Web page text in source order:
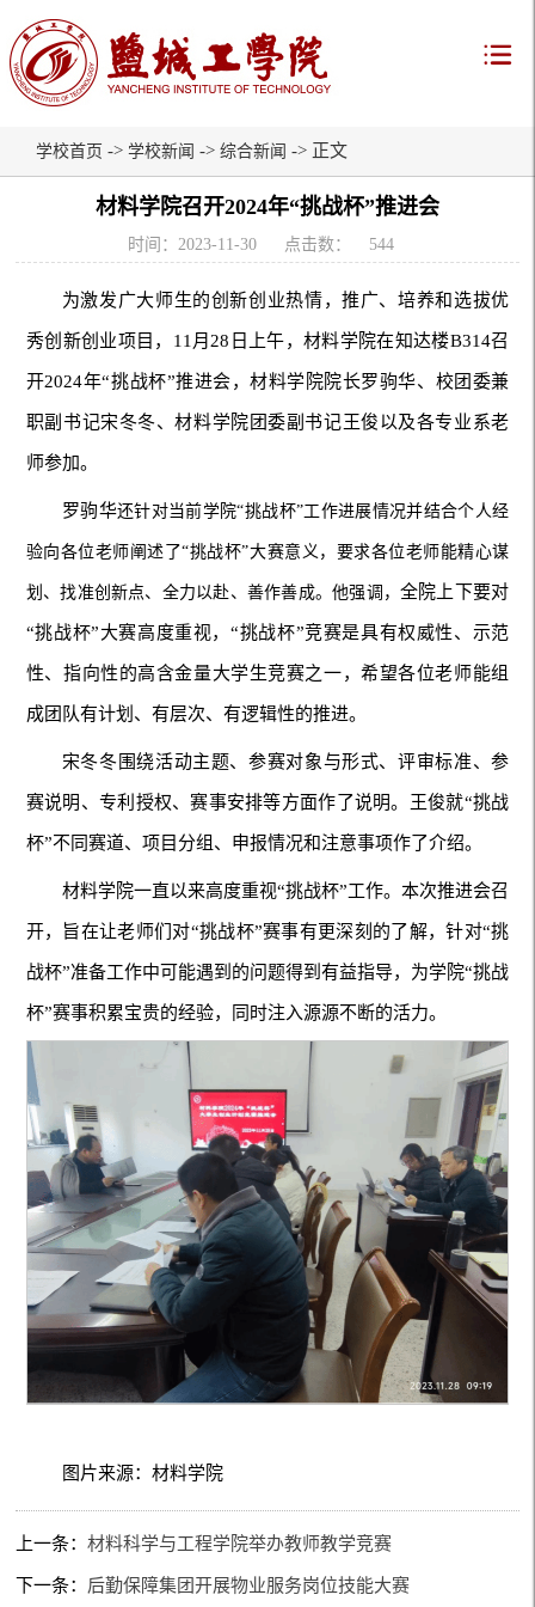
学校首页 -> 学校新闻 -> 综合新闻 -> 正文
材料学院召开2024年“挑战杯”推进会
时间：2023-11-30 点击数： 544
为激发广大师生的创新创业热情，推广、培养和选拔优
秀创新创业项目，11月28日上午，材料学院在知达楼B314召
开2024年“挑战杯”推进会，材料学院院长罗驹华、校团委兼
职副书记宋冬冬、材料学院团委副书记王俊以及各专业系老
师参加。
罗驹华还针对当前学院“挑战杯”工作进展情况并结合个人经
验向各位老师阐述了“挑战杯”大赛意义，要求各位老师能精心谋
划、找准创新点、全力以赴、善作善成。他强调， 全院上下要对
“挑战杯”大赛高度重视，“挑战杯”竞赛是具有权威性、示范
性、指向性的高含金量大学生竞赛之一，希望各位老师能组
成团队有计划、有层次、有逻辑性的推进。
宋冬冬围绕活动主题、参赛对象与形式、评审标准、参
赛说明、专利授权、赛事安排等方面作了说明。王俊就“挑战
杯”不同赛道、项目分组、申报情况和注意事项作了介绍。
材料学院一直以来高度重视“挑战杯”工作。本次推进会召
开，旨在让老师们对“挑战杯”赛事有更深刻的了解，针对“挑
战杯”准备工作中可能遇到的问题得到有益指导，为学院“挑战
杯”赛事积累宝贵的经验，同时注入源源不断的活力。
图片来源：材料学院
上一条：材料科学与工程学院举办教师教学竞赛
下一条： 后勤保障集团开展物业服务岗位技能大赛